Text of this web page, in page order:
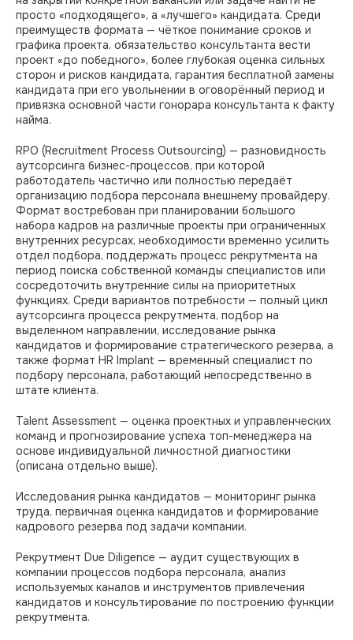
просто «подходящего», а «лучшего» кандидата. Среди
преимуществ формата — чёткое понимание сроков и
графика проекта, обязательство консультанта вести
проект «до победного», более глубокая оценка сильных
сторон и рисков кандидата, гарантия бесплатной замены
кандидата при его увольнении в оговорённый период и
привязка основной части гонорара консультанта к факту
найма.
RPO (Recruitment Process Outsourcing) — разновидность
аутсорсинга бизнес-процессов, при которой
работодатель частично или полностью передаёт
организацию подбора персонала внешнему провайдеру.
Формат востребован при планировании большого
набора кадров на различные проекты при ограниченных
внутренних ресурсах, необходимости временно усилить
отдел подбора, поддержать процесс рекрутмента на
период поиска собственной команды специалистов или
сосредоточить внутренние силы на приоритетных
функциях. Среди вариантов потребности — полный цикл
аутсорсинга процесса рекрутмента, подбор на
выделенном направлении, исследование рынка
кандидатов и формирование стратегического резерва, а
также формат HR Implant — временный специалист по
подбору персонала, работающий непосредственно в
штате клиента.
Talent Assessment — оценка проектных и управленческих
команд и прогнозирование успеха топ-менеджера на
основе индивидуальной личностной диагностики
(описана отдельно выше).
Исследования рынка кандидатов — мониторинг рынка
труда, первичная оценка кандидатов и формирование
кадрового резерва под задачи компании.
Рекрутмент Due Diligence — аудит существующих в
компании процессов подбора персонала, анализ
используемых каналов и инструментов привлечения
кандидатов и консультирование по построению функции
рекрутмента.